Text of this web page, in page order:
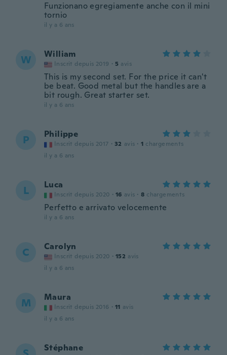
Funzionano egregiamente anche con il mini
tornio
il y a 6 ans
W William
Inscrit depuis 2019 · 5 avis
This is my second set. For the price it can't
be beat. Good metal but the handles are a
bit rough. Great starter set.
il y a 6 ans
P Philippe
Inscrit depuis 2017 · 32 avis · 1 chargements
il y a 6 ans
L Luca
Inscrit depuis 2020 · 16 avis · 8 chargements
Perfetto e arrivato velocemente
il y a 6 ans
C Carolyn
Inscrit depuis 2020 · 152 avis
il y a 6 ans
M Maura
Inscrit depuis 2016 · 11 avis
il y a 6 ans
Stéphane